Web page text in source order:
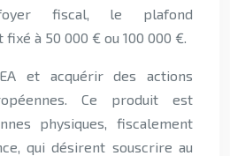
fiscal, le plafond
à 50 000 € ou 100 000 €.
et acquérir des actions
Ce produit est
physiques, fiscalement
qui désirent souscrire au